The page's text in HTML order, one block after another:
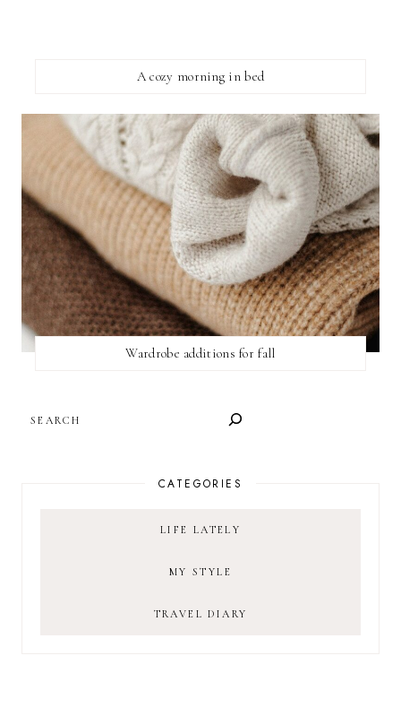
A cozy morning in bed
Wardrobe additions for fall
CATEGORIES
LIFE LATELY
MY STYLE
TRAVEL DIARY